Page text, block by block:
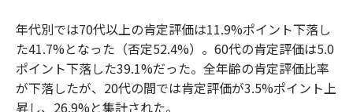
年代別では70代以上の肯定評価は11.9%ポイント下落し
た41.7%となった（否定52.4%）。60代の肯定評価は5.0
ポイント下落した39.1%だった。全年齢の肯定評価比率
が下落したが、20代の間では肯定評価が3.5%ポイント上
昇し、26.9%と集計された。